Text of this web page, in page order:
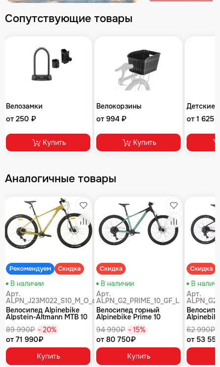
Сопутствующие товары
Велозамки
от 250 ₽
Купить
Велокорзины
от 994 ₽
Купить
Детские
от 1 625
Аналогичные товары
Рекомендуем Скидка
Избранное
Сравнение
В наличии
Арт.
ALPN_J23M022_S10_M_O_air
Велосипед Alpinebike
Alpstein-Altmann MTB 10
89 990₽ - 20%
от 71 990₽
Купить
Скидка
Избранное
Сравнение
В наличии
Арт.
ALPN_G2_PRIME_10_GF_L
Велосипед горный
Alpinebike Prime 10
94 990₽ - 15%
от 80 750₽
Купить
Скидка
В
Арт.
62 990₽
от 53